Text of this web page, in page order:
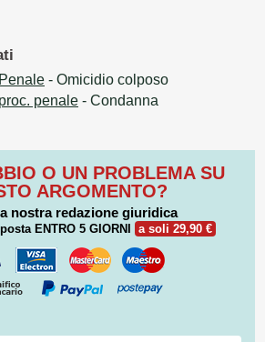
- Omicidio colposo
penale - Condanna
O UN PROBLEMA SU
ARGOMENTO?
nostra redazione giuridica
ENTRO 5 GIORNI a soli 29,90 €